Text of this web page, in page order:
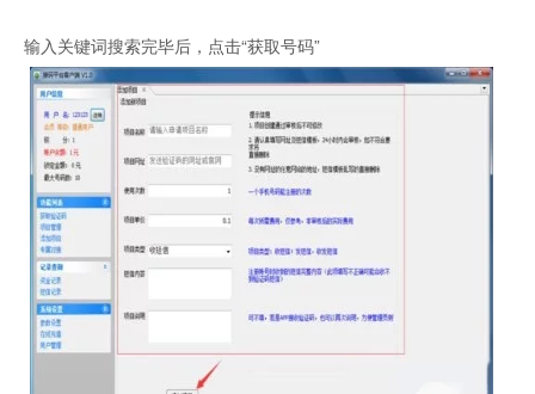
输入关键词搜索完毕后，点击“获取号码”